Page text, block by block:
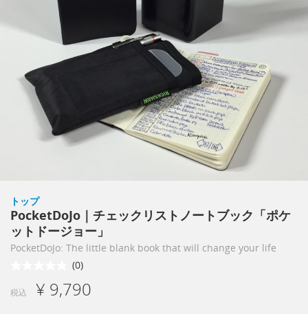
トップ
PocketDoJo｜チェックリストノートブック「ポケ
ットドージョー」
PocketDoJo: The little blank book that will change your life
(0)
税込 ¥ 9,790